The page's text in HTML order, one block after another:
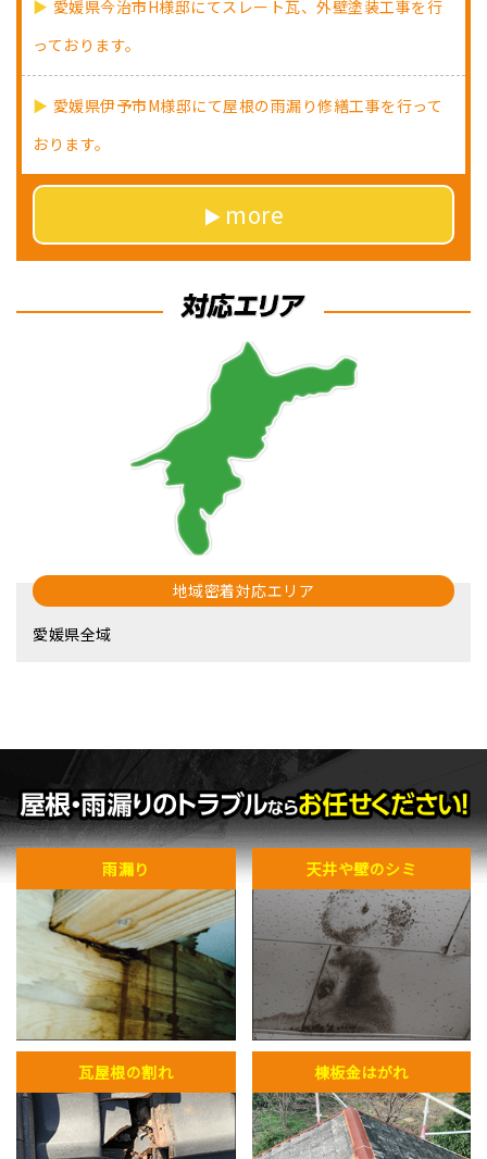
愛媛県今治市H様邸にてスレート瓦、外壁塗装工事を行
っております。
愛媛県伊予市M様邸にて屋根の雨漏り修繕工事を行って
おります。
more
地域密着対応エリア
愛媛県全域
雨漏り 天井や壁のシミ
瓦屋根の割れ 棟板金はがれ